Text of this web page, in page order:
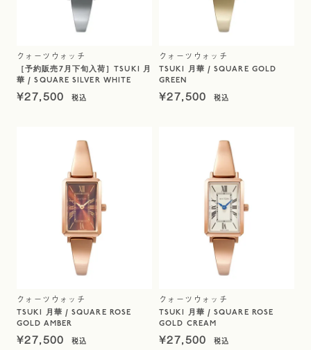
クォーツウォッチ
［予約販売7月下旬入荷］TSUKI 月
華 / SQUARE SILVER WHITE
¥27,500
クォーツウォッチ
TSUKI 月華 / SQUARE GOLD
GREEN
¥27,500
クォーツウォッチ
TSUKI 月華 / SQUARE ROSE
GOLD AMBER
¥27,500
クォーツウォッチ
TSUKI 月華 / SQUARE ROSE
GOLD CREAM
¥27,500